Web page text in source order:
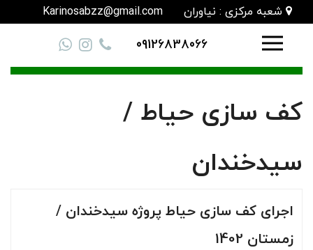
شعبه مرکزی : نیاوران Karinosabzz@gmail.com
09126838066
کف سازی حیاط /
سیدخندان
اجرای کف سازی حیاط پروژه سیدخندان /
زمستان 1402